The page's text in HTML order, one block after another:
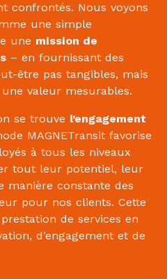
confrontés. Nous voyons
une simple
une mission de
– en fournissant des
être pas tangibles, mais
valeur mesurables.
se trouve l’engagement
MAGNETransit favorise
à tous les niveaux
tout leur potentiel, leur
manière constante des
pour nos clients. Cette
de services en
d’engagement et de